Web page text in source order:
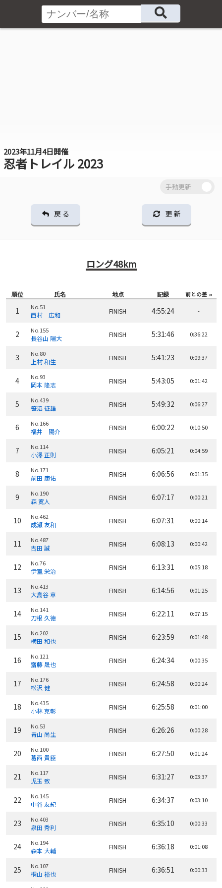
2023年11月4日開催
忍者トレイル 2023
戻 る 更 新
ロング48km
順位 氏名 地点 記録 前との差
1 No.51
西村 広和 FINISH 4:55:24 -
2 No.155
長谷山 陽大 FINISH 5:31:46 0:36:22
3 No.80
上村 和生 FINISH 5:41:23 0:09:37
4 No.93
岡本 隆志 FINISH 5:43:05 0:01:42
5 No.439
笹沼 征雄 FINISH 5:49:32 0:06:27
6 No.166
福井 陽介 FINISH 6:00:22 0:10:50
7 No.114
小澤 正則 FINISH 6:05:21 0:04:59
8 No.171
前田 康佑 FINISH 6:06:56 0:01:35
9 No.190
森 寛人 FINISH 6:07:17 0:00:21
10 No.462
成瀬 友和 FINISH 6:07:31 0:00:14
11 No.487
吉田 誠 FINISH 6:08:13 0:00:42
12 No.76
伊室 栄治 FINISH 6:13:31 0:05:18
13 No.413
大島谷 章 FINISH 6:14:56 0:01:25
14 No.141
刀根 久徳 FINISH 6:22:11 0:07:15
15 No.202
横田 和也 FINISH 6:23:59 0:01:48
16 No.121
齋藤 晟也 FINISH 6:24:34 0:00:35
17 No.176
松沢 健 FINISH 6:24:58 0:00:24
18 No.435
小林 克彰 FINISH 6:25:58 0:01:00
19 No.53
青山 尚生 FINISH 6:26:26 0:00:28
20 No.100
葛西 貴臣 FINISH 6:27:50 0:01:24
21 No.117
児玉 致 FINISH 6:31:27 0:03:37
22 No.145
中谷 友紀 FINISH 6:34:37 0:03:10
23 No.403
泉田 秀利 FINISH 6:35:10 0:00:33
24 No.194
森本 大輔 FINISH 6:36:18 0:01:08
25 No.107
桐山 裕也 FINISH 6:36:51 0:00:33